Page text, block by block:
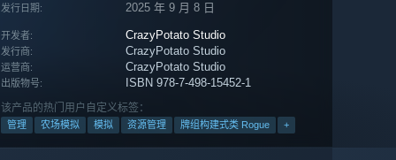
发行日期: 2025 年 9 月 8 日
开发者: CrazyPotato Studio
发行商: CrazyPotato Studio
运营商: CrazyPotato Studio
出版物号: ISBN 978-7-498-15452-1
该产品的热门用户自定义标签：
管理 农场模拟 模拟 资源管理 牌组构建式类 Rogue +